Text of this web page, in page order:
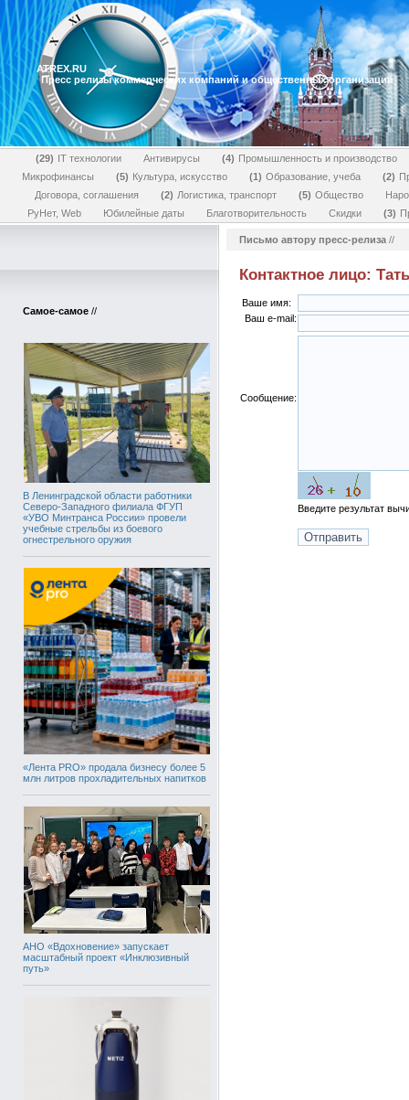
ATREX.RU
Пресс релизы коммерческих компаний и общественных организаций
29 IT технологии Антивирусы 4
Промышленность и производство
Микрофинансы
5 Культура, искусство 1 Образование, учеба 2
Договора, соглашения
2 Логистика, транспорт 5 Общество
РуНет, Web
Юбилейные даты Благотворительность Скидки 3
Самое-самое //
В Ленинградской области работники
Северо-Западного филиала ФГУП
«УВО Минтранса России» провели
учебные стрельбы из боевого
огнестрельного оружия
«Лента PRO» продала бизнесу более 5
млн литров прохладительных напитков
АНО «Вдохновение» запускает
масштабный проект «Инклюзивный
путь»
Письмо автору пресс-релиза //
Контактное лицо:
Ваше имя:
Ваш e-mail:
Сообщение:
Введите результат